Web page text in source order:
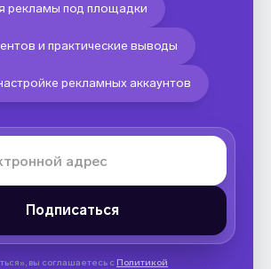
рекламы под площадки
и практические выводы
рекламных аккаунтов
вы соглашаетесь с Политикой